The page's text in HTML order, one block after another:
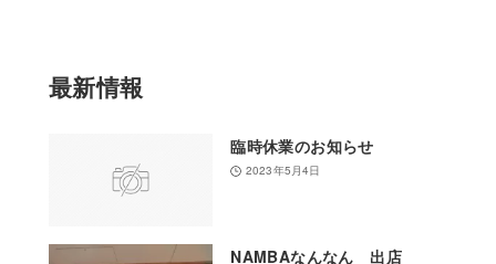
最新情報
臨時休業のお知らせ
2023年5月4日
NAMBAなんなん 出店